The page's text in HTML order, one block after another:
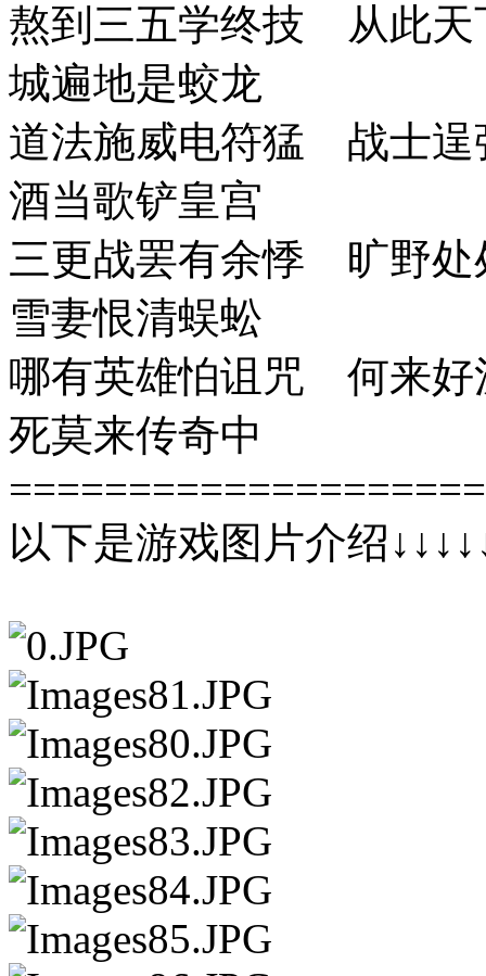
熬到三五学终技 从此
城遍地是蛟龙
道法施威电符猛 战士
酒当歌铲皇宫
三更战罢有余悸 旷野
雪妻恨清蜈蚣
哪有英雄怕诅咒 何来
死莫来传奇中
以下是游戏图片介绍